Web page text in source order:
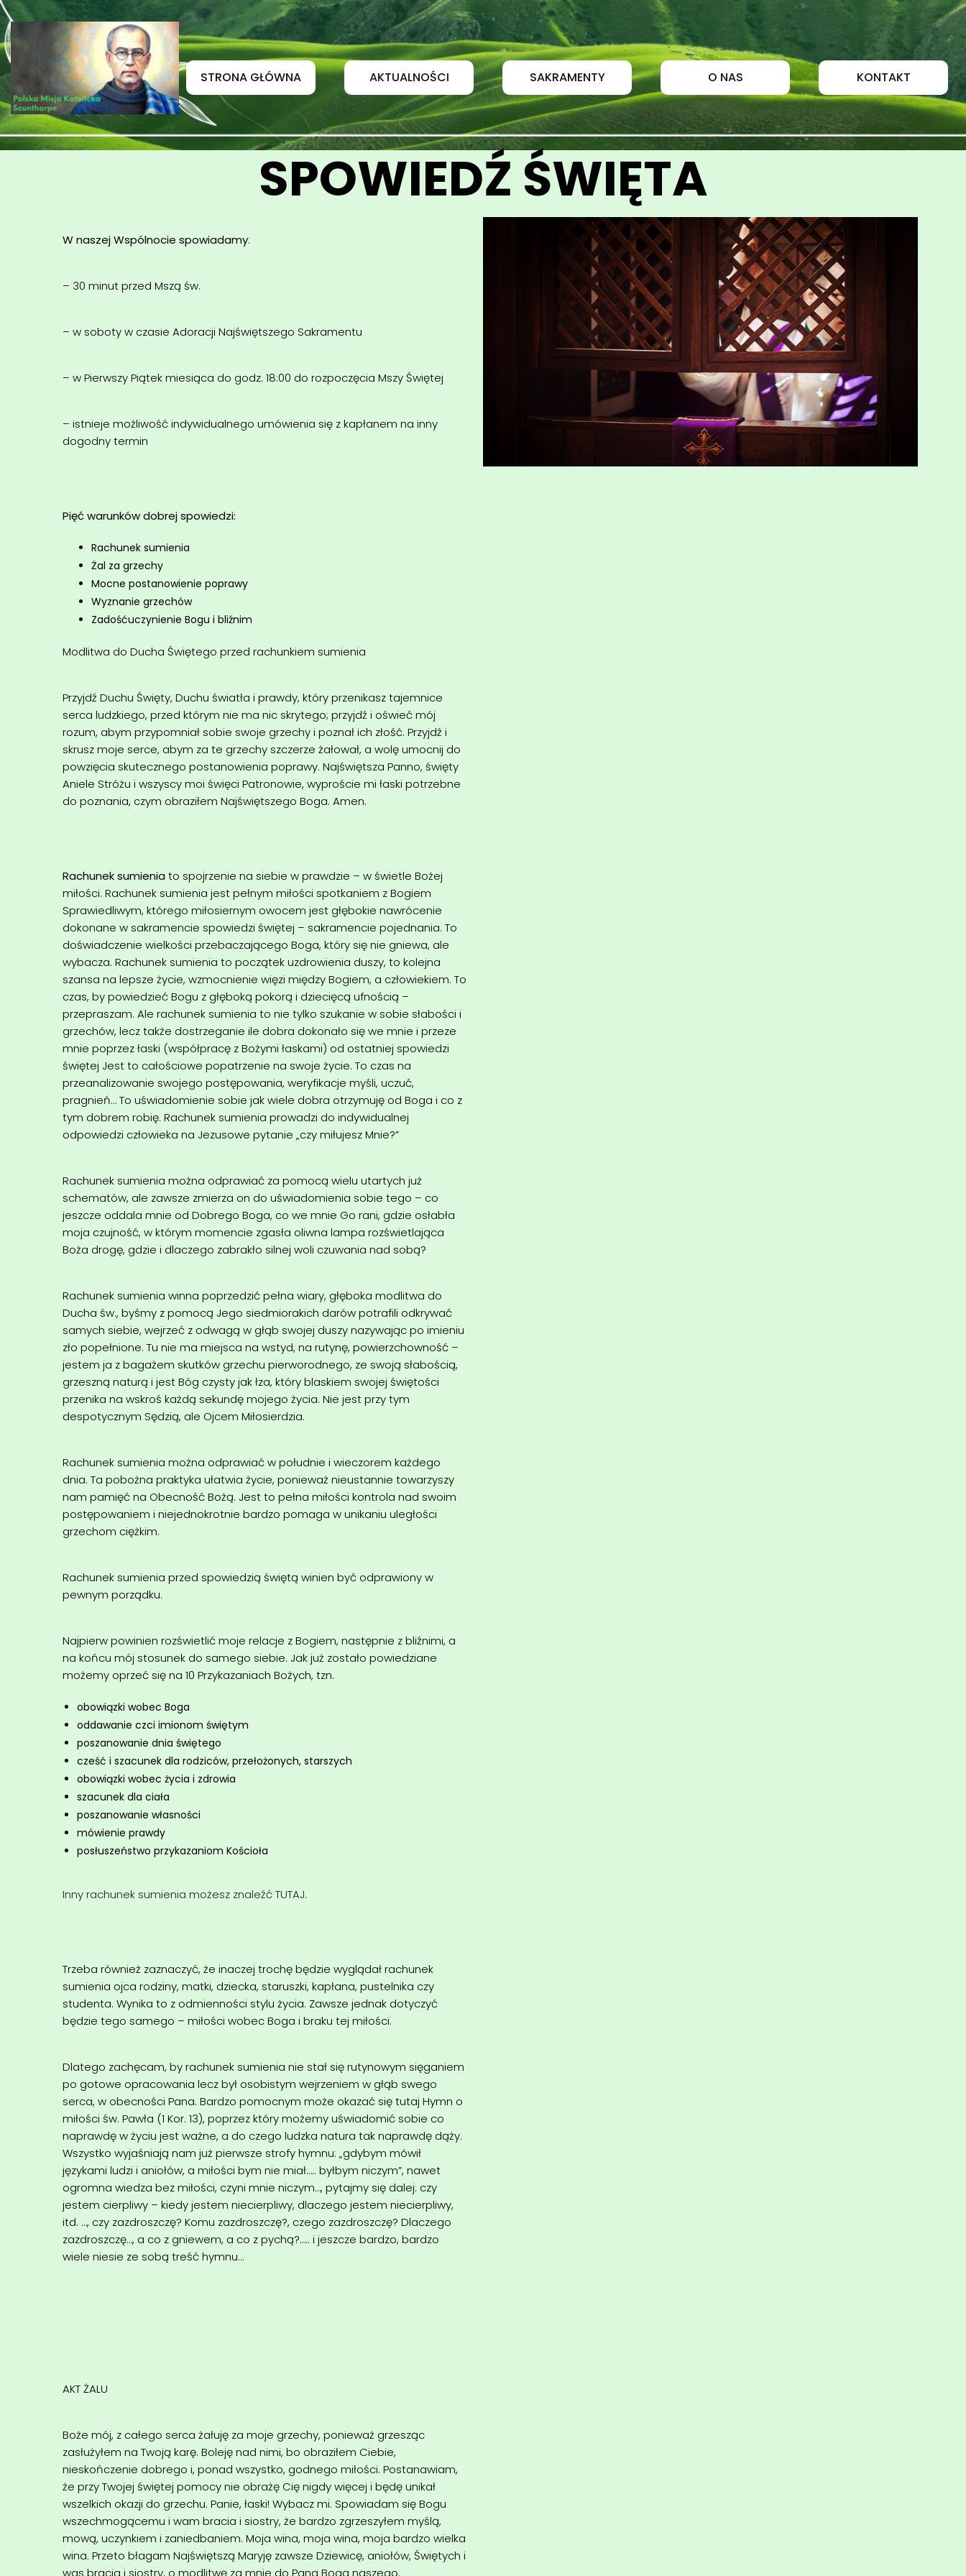
STRONA GŁÓWNA AKTUALNOŚCI SAKRAMENTY O NAS KONTAKT
SPOWIEDŹ ŚWIĘTA
W naszej Wspólnocie spowiadamy:
– 30 minut przed Mszą św.
– w soboty w czasie Adoracji Najświętszego Sakramentu
– w Pierwszy Piątek miesiąca do godz. 18:00 do rozpoczęcia Mszy Świętej
– istnieje możliwość indywidualnego umówienia się z kapłanem na inny
dogodny termin
Pięć warunków dobrej spowiedzi:
Rachunek sumienia
Żal za grzechy
Mocne postanowienie poprawy
Wyznanie grzechów
Zadośćuczynienie Bogu i bliźnim
Modlitwa do Ducha Świętego przed rachunkiem sumienia
Przyjdź Duchu Święty, Duchu światła i prawdy, który przenikasz tajemnice
serca ludzkiego, przed którym nie ma nic skrytego; przyjdź i oświeć mój
rozum, abym przypomniał sobie swoje grzechy i poznał ich złość. Przyjdź i
skrusz moje serce, abym za te grzechy szczerze żałował, a wolę umocnij do
powzięcia skutecznego postanowienia poprawy. Najświętsza Panno, święty
Aniele Stróżu i wszyscy moi święci Patronowie, wyproście mi łaski potrzebne
do poznania, czym obraziłem Najświętszego Boga. Amen.
Rachunek sumieniato spojrzenie na siebie w prawdzie – w świetle Bożej
miłości. Rachunek sumienia jest pełnym miłości spotkaniem z Bogiem
Sprawiedliwym, którego miłosiernym owocem jest głębokie nawrócenie
dokonane w sakramencie spowiedzi świętej – sakramencie pojednania. To
doświadczenie wielkości przebaczającego Boga, który się nie gniewa, ale
wybacza. Rachunek sumienia to początek uzdrowienia duszy, to kolejna
szansa na lepsze życie, wzmocnienie więzi między Bogiem, a człowiekiem. To
czas, by powiedzieć Bogu z głęboką pokorą i dziecięcą ufnością –
przepraszam. Ale rachunek sumienia to nie tylko szukanie w sobie słabości i
grzechów, lecz także dostrzeganie ile dobra dokonało się we mnie i przeze
mnie poprzez łaski (współpracę z Bożymi łaskami) od ostatniej spowiedzi
świętej Jest to całościowe popatrzenie na swoje życie. To czas na
przeanalizowanie swojego postępowania, weryfikacje myśli, uczuć,
pragnień… To uświadomienie sobie jak wiele dobra otrzymuję od Boga i co z
tym dobrem robię. Rachunek sumienia prowadzi do indywidualnej
odpowiedzi człowieka na Jezusowe pytanie „czy miłujesz Mnie?”
Rachunek sumienia można odprawiać za pomocą wielu utartych już
schematów, ale zawsze zmierza on do uświadomienia sobie tego – co
jeszcze oddala mnie od Dobrego Boga, co we mnie Go rani, gdzie osłabła
moja czujność, w którym momencie zgasła oliwna lampa rozświetlająca
Boża drogę, gdzie i dlaczego zabrakło silnej woli czuwania nad sobą?
Rachunek sumienia winna poprzedzić pełna wiary, głęboka modlitwa do
Ducha św., byśmy z pomocą Jego siedmiorakich darów potrafili odkrywać
samych siebie, wejrzeć z odwagą w głąb swojej duszy nazywając po imieniu
zło popełnione. Tu nie ma miejsca na wstyd, na rutynę, powierzchowność –
jestem ja z bagażem skutków grzechu pierworodnego, ze swoją słabością,
grzeszną naturą i jest Bóg czysty jak łza, który blaskiem swojej świętości
przenika na wskroś każdą sekundę mojego życia. Nie jest przy tym
despotycznym Sędzią, ale Ojcem Miłosierdzia.
Rachunek sumienia można odprawiać w południe i wieczorem każdego
dnia. Ta pobożna praktyka ułatwia życie, ponieważ nieustannie towarzyszy
nam pamięć na Obecność Bożą. Jest to pełna miłości kontrola nad swoim
postępowaniem i niejednokrotnie bardzo pomaga w unikaniu uległości
grzechom ciężkim.
Rachunek sumienia przed spowiedzią świętą winien być odprawiony w
pewnym porządku.
Najpierw powinien rozświetlić moje relacje z Bogiem, następnie z bliźnimi, a
na końcu mój stosunek do samego siebie. Jak już zostało powiedziane
możemy oprzeć się na 10 Przykazaniach Bożych, tzn.
obowiązki wobec Boga
oddawanie czci imionom świętym
poszanowanie dnia świętego
cześć i szacunek dla rodziców, przełożonych, starszych
obowiązki wobec życia i zdrowia
szacunek dla ciała
poszanowanie własności
mówienie prawdy
posłuszeństwo przykazaniom Kościoła
Inny rachunek sumienia możesz znaleźć TUTAJ.
Trzeba również zaznaczyć, że inaczej trochę będzie wyglądał rachunek
sumienia ojca rodziny, matki, dziecka, staruszki, kapłana, pustelnika czy
studenta. Wynika to z odmienności stylu życia. Zawsze jednak dotyczyć
będzie tego samego – miłości wobec Boga i braku tej miłości.
Dlatego zachęcam, by rachunek sumienia nie stał się rutynowym sięganiem
po gotowe opracowania lecz był osobistym wejrzeniem w głąb swego
serca, w obecności Pana. Bardzo pomocnym może okazać się tutaj Hymn o
miłości św. Pawła (1 Kor. 13), poprzez który możemy uświadomić sobie co
naprawdę w życiu jest ważne, a do czego ludzka natura tak naprawdę dąży.
Wszystko wyjaśniają nam już pierwsze strofy hymnu: „gdybym mówił
językami ludzi i aniołów, a miłości bym nie miał….. byłbym niczym”, nawet
ogromna wiedza bez miłości, czyni mnie niczym…, pytajmy się dalej: czy
jestem cierpliwy – kiedy jestem niecierpliwy, dlaczego jestem niecierpliwy,
itd. …, czy zazdroszczę? Komu zazdroszczę?, czego zazdroszczę? Dlaczego
zazdroszczę…, a co z gniewem, a co z pychą?….. i jeszcze bardzo, bardzo
wiele niesie ze sobą treść hymnu…
AKT ŻALU
Boże mój, z całego serca żałuję za moje grzechy, ponieważ grzesząc
zasłużyłem na Twoją karę. Boleję nad nimi, bo obraziłem Ciebie,
nieskończenie dobrego i, ponad wszystko, godnego miłości. Postanawiam,
że przy Twojej świętej pomocy nie obrażę Cię nigdy więcej i będę unikał
wszelkich okazji do grzechu. Panie, łaski! Wybacz mi. Spowiadam się Bogu
wszechmogącemu i wam bracia i siostry, że bardzo zgrzeszyłem myślą,
mową, uczynkiem i zaniedbaniem. Moja wina, moja wina, moja bardzo wielka
wina. Przeto błagam Najświętszą Maryję zawsze Dziewicę, aniołów, Świętych i
was bracia i siostry, o modlitwę za mnie do Pana Boga naszego.